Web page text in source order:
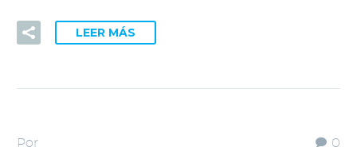
LEER MÁS
0
Por